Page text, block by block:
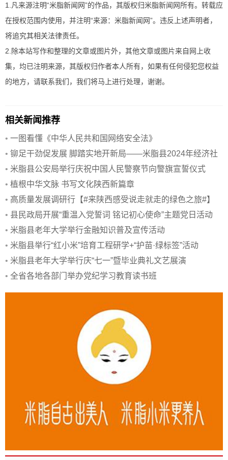
1.凡来源注明“米脂新闻网”的作品，其版权归米脂新闻网所有。转载应
在授权范围内使用，并注明“来源：米脂新闻网”。违反上述声明者，
将追究其相关法律责任。
2.除本站写作和整理的文章或图片外，其他文章或图片来自网上收
集，均已注明来源，其版权归作者本人所有，如果有任何侵犯您权益
的地方，请联系我们，我们将马上进行处理，谢谢。
相关新闻推荐
• 一图看懂《中华人民共和国网络安全法》
• 铆足干劲促发展 脚踏实地开新局——米脂县2024年经济社
会发展展
• 米脂县公安局举行庆祝中国人民警察节向警旗宣誓仪式
• 植根中华文脉 书写文化陕西新篇章
• 高质量发展调研行【#来陕西感受说走就走的绿色之旅#】
• 县民政局开展“重温入党誓词 铭记初心使命”主题党日活动
• 米脂县老年大学举行金融知识普及宣传活动
• 米脂县举行“红小米”培育工程研学+“护苗·绿标签”活动
• 米脂县老年大学举行庆“七一”暨毕业典礼文艺展演
• 全省各地各部门举办党纪学习教育读书班